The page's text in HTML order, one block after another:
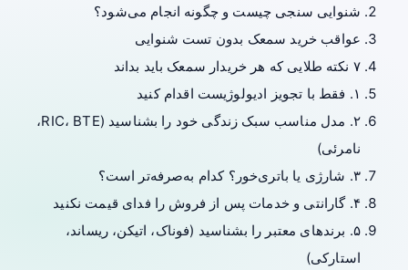
شنوایی سنجی چیست و چگونه انجام می‌شود؟
عواقب خرید سمعک بدون تست شنوایی
۷ نکته طلایی که هر خریدار سمعک باید بداند
۱. فقط با تجویز ادیولوژیست اقدام کنید
۲. مدل مناسب سبک زندگی خود را بشناسید (RIC، BTE،
نامرئی)
۳. شارژی یا باتری‌خور؟ کدام به‌صرفه‌تر است؟
۴. گارانتی و خدمات پس از فروش را فدای قیمت نکنید
۵. برندهای معتبر را بشناسید (فوناک، اتیکن، ریساند،
استارکی)